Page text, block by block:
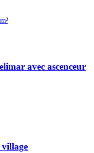
avec ascenceur